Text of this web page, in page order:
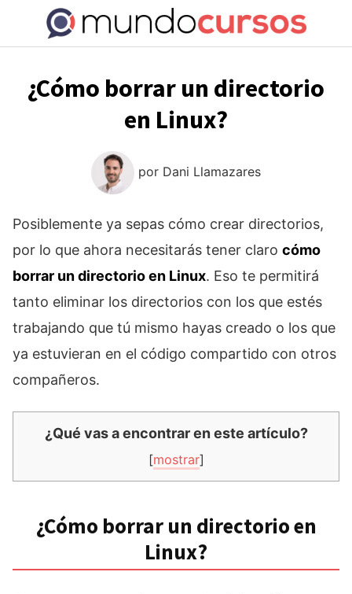
contenido
¿Cómo borrar un directorio
en Linux?
por Dani Llamazares
Posiblemente ya sepas cómo crear directorios,
por lo que ahora necesitarás tener claro cómo
borrar un directorio en Linux. Eso te permitirá
tanto eliminar los directorios con los que estés
trabajando que tú mismo hayas creado o los que
ya estuvieran en el código compartido con otros
compañeros.
¿Qué vas a encontrar en este artículo?
[mostrar]
¿Cómo borrar un directorio en
Linux?